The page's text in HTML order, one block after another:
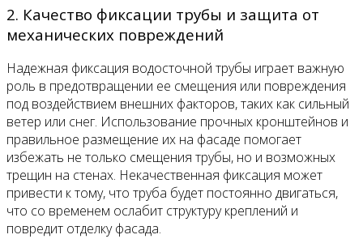
2. Качество фиксации трубы и защита от
механических повреждений
Надежная фиксация водосточной трубы играет важную
роль в предотвращении ее смещения или повреждения
под воздействием внешних факторов, таких как сильный
ветер или снег. Использование прочных кронштейнов и
правильное размещение их на фасаде помогает
избежать не только смещения трубы, но и возможных
трещин на стенах. Некачественная фиксация может
привести к тому, что труба будет постоянно двигаться,
что со временем ослабит структуру креплений и
повредит отделку фасада.